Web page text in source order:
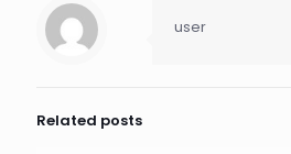
user
Related posts